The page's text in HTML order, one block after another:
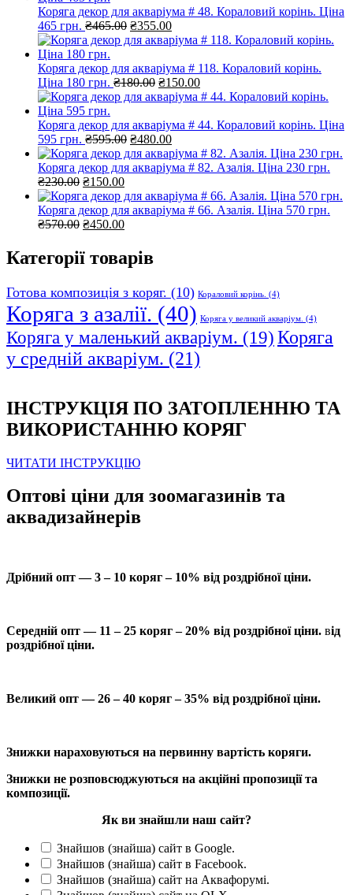
Коряга декор для акваріума # 48. Кораловий корінь. Ціна
465 грн. ₴465.00 Оригінальна
ціна:
₴355.00Поточна
ціна:
Коряга декор для акваріума # 118. Кораловий корінь.
Ціна 180 грн. ₴180.00 Оригінальна
ціна:
₴150.00Поточна
ціна:
Коряга декор для акваріума # 44. Кораловий корінь. Ціна
595 грн. ₴595.00 Оригінальна
ціна:
₴595.00.
₴480.00Поточна
ціна:
₴480.00.
Коряга декор для акваріума # 82. Азалія. Ціна 230 грн.
₴230.00 Оригінальна
ціна:
₴230.00.
₴150.00Поточна
ціна:
₴150.00.
Коряга декор для акваріума # 66. Азалія. Ціна 570 грн.
₴570.00 Оригінальна
₴570.00.
₴450.00Поточна
₴450.00.
Категорії товарів
Готова композиція з коряг. (10) Кораловий корінь. (4)
Коряга з азалії. (40) Коряга у великий акваріум. (4)
Коряга у маленький акваріум. (19) Коряга
у средній акваріум. (21)
ІНСТРУКЦІЯ ПО ЗАТОПЛЕННЮ ТА
ВИКОРИСТАННЮ КОРЯГ
ЧИТАТИ ІНСТРУКЦІЮ
Оптові ціни для зоомагазинів та
аквадизайнерів
Дрібний опт — 3 – 10 коряг – 10% від роздрібної ціни.
Середній опт — 11 – 25 коряг – 20% від роздрібної ціни. від
роздрібної ціни.
Великий опт — 26 – 40 коряг – 35% від роздрібної ціни.
Знижки нараховуються на первинну вартість коряги.
Знижки не розповсюджуються на акційні пропозиції та
композиції.
Як ви знайшли наш сайт?
Знайшов (знайша) сайт в Google.
Знайшов (знайша) сайт в Facebook.
Знайшов (знайша) сайт на Аквафорумі.